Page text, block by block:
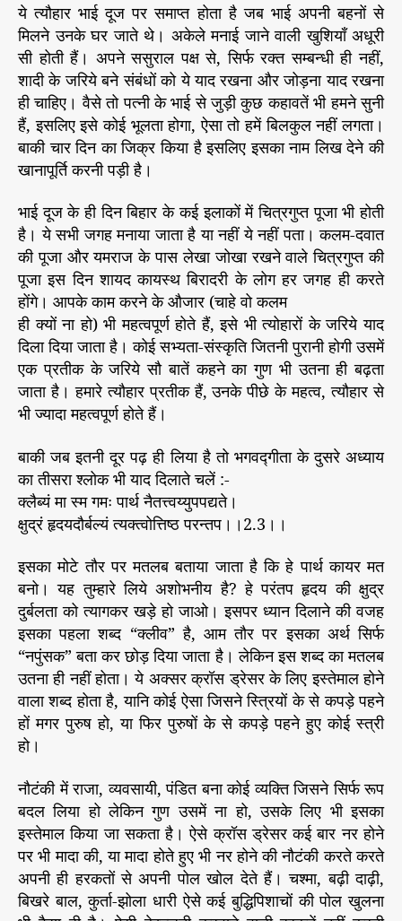
ये त्यौहार भाई दूज पर समाप्त होता है जब भाई अपनी बहनों से
मिलने उनके घर जाते थे। अकेले मनाई जाने वाली खुशियाँ अधूरी
सी होती हैं। अपने ससुराल पक्ष से, सिर्फ रक्त सम्बन्धी ही नहीं,
शादी के जरिये बने संबंधों को ये याद रखना और जोड़ना याद रखना
ही चाहिए। वैसे तो पत्नी के भाई से जुड़ी कुछ कहावतें भी हमने सुनी
हैं, इसलिए इसे कोई भूलता होगा, ऐसा तो हमें बिलकुल नहीं लगता।
बाकी चार दिन का जिक्र किया है इसलिए इसका नाम लिख देने की
खानापूर्ति करनी पड़ी है।
भाई दूज के ही दिन बिहार के कई इलाकों में चित्रगुप्त पूजा भी होती
है। ये सभी जगह मनाया जाता है या नहीं ये नहीं पता। कलम-दवात
की पूजा और यमराज के पास लेखा जोखा रखने वाले चित्रगुप्त की
पूजा इस दिन शायद कायस्थ बिरादरी के लोग हर जगह ही करते
होंगे। आपके काम करने के औजार (चाहे वो कलम
ही क्यों ना हो) भी महत्वपूर्ण होते हैं, इसे भी त्योहारों के जरिये याद
दिला दिया जाता है। कोई सभ्यता-संस्कृति जितनी पुरानी होगी उसमें
एक प्रतीक के जरिये सौ बातें कहने का गुण भी उतना ही बढ़ता
जाता है। हमारे त्यौहार प्रतीक हैं, उनके पीछे के महत्व, त्यौहार से
भी ज्यादा महत्वपूर्ण होते हैं।
बाकी जब इतनी दूर पढ़ ही लिया है तो भगवद्गीता के दुसरे अध्याय
का तीसरा श्लोक भी याद दिलाते चलें :-
क्लैब्यं मा स्म गमः पार्थ नैतत्त्वय्युपपद्यते।
क्षुद्रं हृदयदौर्बल्यं त्यक्त्वोत्तिष्ठ परन्तप।।2.3।।
इसका मोटे तौर पर मतलब बताया जाता है कि हे पार्थ कायर मत
बनो। यह तुम्हारे लिये अशोभनीय है? हे परंतप हृदय की क्षुद्र
दुर्बलता को त्यागकर खड़े हो जाओ। इसपर ध्यान दिलाने की वजह
इसका पहला शब्द “क्लीव” है, आम तौर पर इसका अर्थ सिर्फ
“नपुंसक” बता कर छोड़ दिया जाता है। लेकिन इस शब्द का मतलब
उतना ही नहीं होता। ये अक्सर क्रॉस ड्रेसर के लिए इस्तेमाल होने
वाला शब्द होता है, यानि कोई ऐसा जिसने स्त्रियों के से कपड़े पहने
हों मगर पुरुष हो, या फिर पुरुषों के से कपड़े पहने हुए कोई स्त्री
हो।
नौटंकी में राजा, व्यवसायी, पंडित बना कोई व्यक्ति जिसने सिर्फ रूप
बदल लिया हो लेकिन गुण उसमें ना हो, उसके लिए भी इसका
इस्तेमाल किया जा सकता है। ऐसे क्रॉस ड्रेसर कई बार नर होने
पर भी मादा की, या मादा होते हुए भी नर होने की नौटंकी करते करते
अपनी ही हरकतों से अपनी पोल खोल देते हैं। चश्मा, बढ़ी दाढ़ी,
बिखरे बाल, कुर्ता-झोला धारी ऐसे कई बुद्धिपिशाचों की पोल खुलना